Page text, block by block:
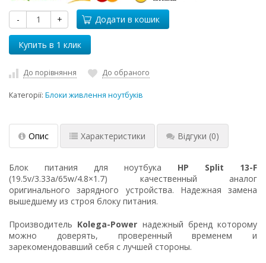
- + Додати в кошик
До порівняння До обраного
Категорії: Блоки живлення ноутбуків
Опис Характеристики Відгуки (0)
Блок питания для ноутбука HP Split 13-F
(19.5v/3.33a/65w/4.8×1.7) качественный аналог
оригинального зарядного устройства. Надежная замена
вышедшему из строя блоку питания.
Производитель Kolega-Power надежный бренд которому
можно доверять, проверенный временем и
зарекомендовавший себя с лучшей стороны.